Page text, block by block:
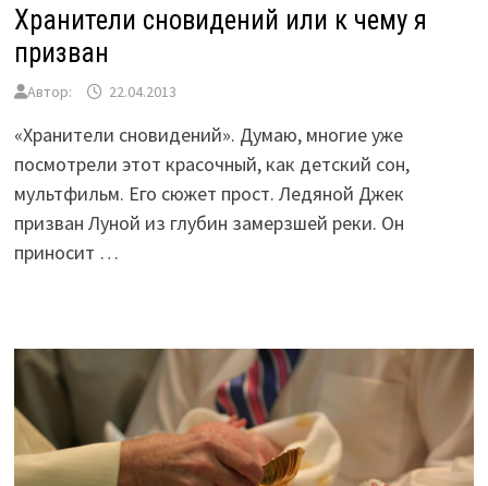
Хранители сновидений или к чему я
призван
Автор: 22.04.2013
«Хранители сновидений». Думаю, многие уже
посмотрели этот красочный, как детский сон,
мультфильм. Его сюжет прост. Ледяной Джек
призван Луной из глубин замерзшей реки. Он
приносит …